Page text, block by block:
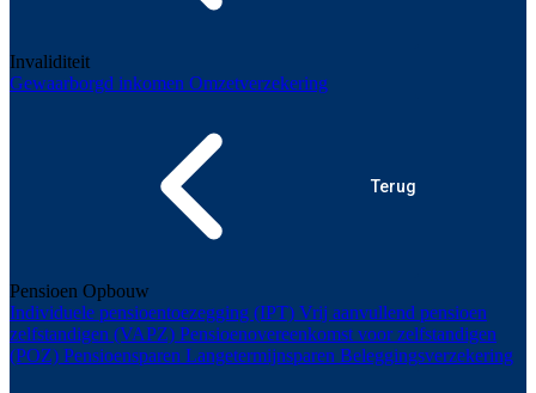
Invaliditeit
Gewaarborgd inkomen Omzetverzekering
Terug
Pensioen Opbouw
Individuele pensioentoezegging (IPT) Vrij aanvullend pensioen
zelfstandigen (VAPZ) Pensioenovereenkomst voor zelfstandigen
(POZ) Pensioensparen Langetermijnsparen Beleggingsverzekering